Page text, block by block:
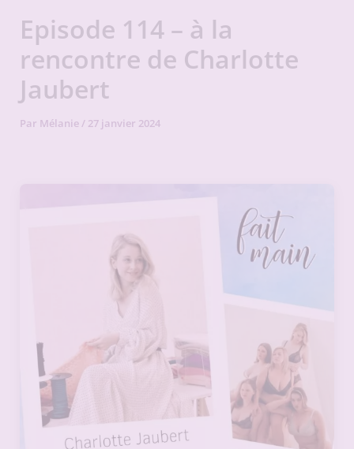
Episode 114 – à la
rencontre de Charlotte
Jaubert
Par Mélanie/ 27 janvier 2024